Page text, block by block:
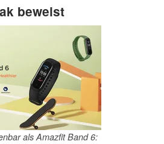
beweist
als Amazfit Band 6: